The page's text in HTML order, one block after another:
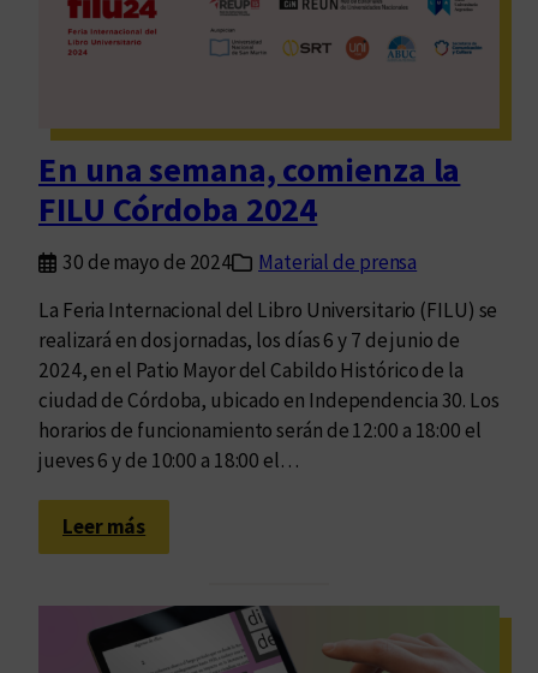
r
n
t
ó
s
u
r
o
g
r
a
m
a
p
a
En una semana, comienza la
FILU Córdoba 2024
30 de mayo de 2024
Material de prensa
La Feria Internacional del Libro Universitario (FILU) se
realizará en dos jornadas, los días 6 y 7 de junio de
2024, en el Patio Mayor del Cabildo Histórico de la
ciudad de Córdoba, ubicado en Independencia 30. Los
horarios de funcionamiento serán de 12:00 a 18:00 el
jueves 6 y de 10:00 a 18:00 el…
Leer más:
E
u
n